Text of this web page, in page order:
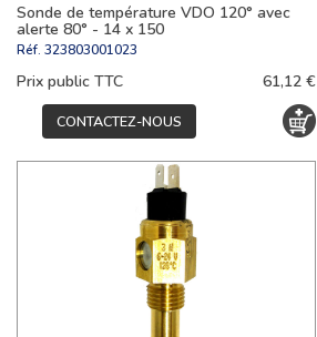
Sonde de température VDO 120° avec
alerte 80° - 14 x 150
Réf. 323803001023
Prix public TTC 61,12 €
CONTACTEZ-NOUS